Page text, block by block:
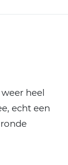
heel
echt een